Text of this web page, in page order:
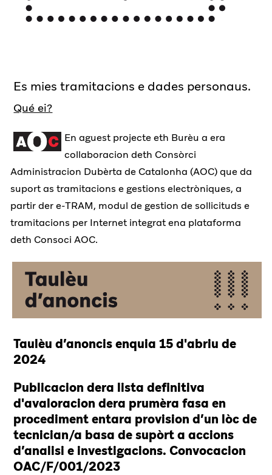
Es mies tramitacions e dades personaus.
Qué ei?
En aguest projecte eth Burèu a era
collaboracion deth Consòrci
Administracion Dubèrta de Catalonha (AOC) que da
suport as tramitacions e gestions electròniques, a
partir der e-TRAM, modul de gestion de sollicituds e
tramitacions per Internet integrat ena plataforma
deth Consoci AOC.
Taulèu d’anoncis enquia 15 d'abriu de
2024
Publicacion dera lista definitiva
d'avaloracion dera prumèra fasa en
procediment entara provision d’un lòc de
tecnician/a basa de supòrt a accions
d’analisi e investigacions. Convocacion
OAC/F/001/2023